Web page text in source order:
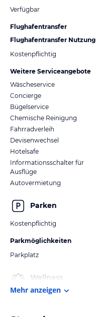
Verfügbar
Flughafentransfer
Flughafentransfer Nutzung
Kostenpflichtig
Weitere Serviceangebote
Wäscheservice
Concierge
Bügelservice
Chemische Reinigung
Fahrradverleih
Devisenwechsel
Hotelsafe
Informationsschalter für
Ausflüge
Autovermietung
Parken
Kostenpflichtig
Parkmöglichkeiten
Parkplatz
Wellness
Mehr anzeigen